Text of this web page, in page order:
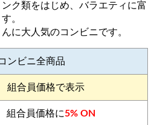
ク類をはじめ、バラエティに富
。
に大人気のコンビニです。
ンビニ全商品
組合員価格で表示
組合員価格に5% ON